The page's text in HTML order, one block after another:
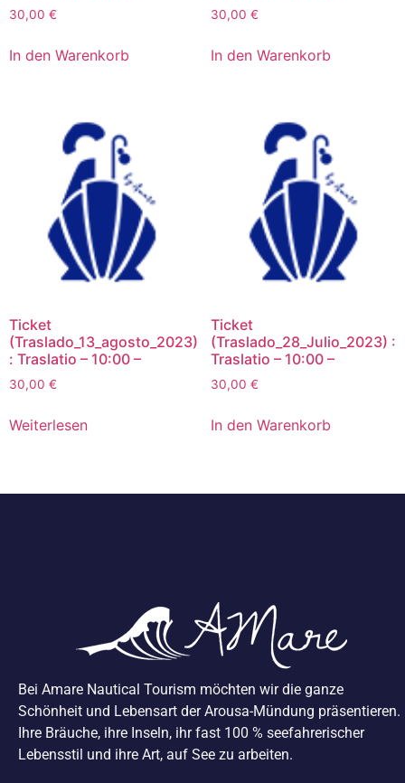
30,00 €
In den Warenkorb
30,00 €
In den Warenkorb
Ticket
(Traslado_13_agosto_2023)
: Traslatio – 10:00 –
30,00 €
Weiterlesen
Ticket
(Traslado_28_Julio_2023) :
Traslatio – 10:00 –
30,00 €
In den Warenkorb
Bei Amare Nautical Tourism möchten wir die ganze
Schönheit und Lebensart der Arousa-Mündung präsentieren.
Ihre Bräuche, ihre Inseln, ihr fast 100 % seefahrerischer
Lebensstil und ihre Art, auf See zu arbeiten.